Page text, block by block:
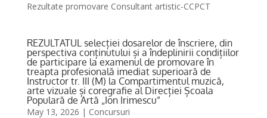
Rezultate promovare Consultant artistic-CCPCT
REZULTATUL selecției dosarelor de înscriere, din
perspectiva conținutului și a îndeplinirii condițiilor
de participare la examenul de promovare în
treapta profesională imediat superioară de
Instructor tr. III (M) la Compartimentul muzică,
arte vizuale și coregrafie al Direcției Școala
Populară de Artă „Ion Irimescu”
May 13, 2026 | Concursuri